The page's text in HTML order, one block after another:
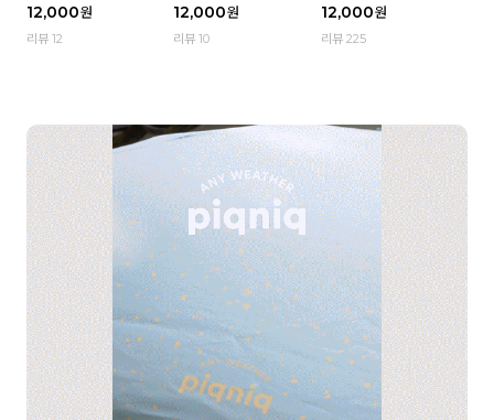
12,000원
리뷰 12
12,000원
리뷰 10
12,000원
리뷰 225